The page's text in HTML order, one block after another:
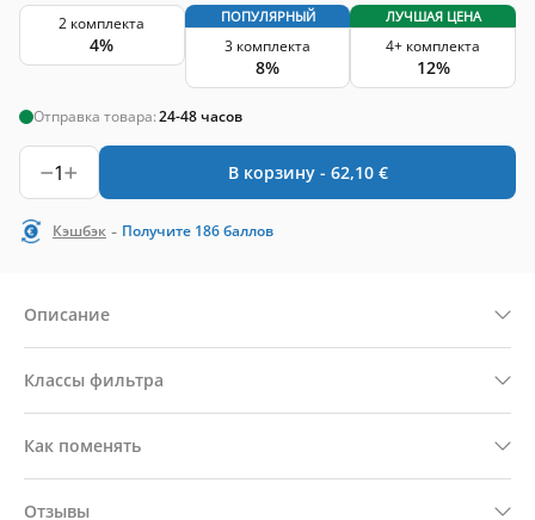
2 комплекта
4%
ПОПУЛЯРНЫЙ
3 комплекта
8%
ЛУЧШАЯ ЦЕНА
4+ комплекта
12%
Отправка товара:24-48 часов
1 В корзину - 62,10 €
Кэшбэк - Получите 186баллов
Описание
Классы фильтра
Как поменять
Отзывы